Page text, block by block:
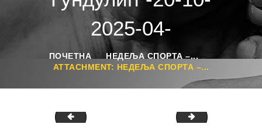
2025-04-
ПОЧЕТНА
НЕДЕЉА СПОРТА –...
ATTACHMENT: НЕДЕЉА СПОРТА –...
Недеља спорта – инклузивни полигон у ОШ
Недеља